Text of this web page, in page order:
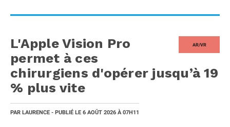
AR/VR
L'Apple Vision Pro
permet à ces
chirurgiens d'opérer jusqu’à 19
% plus vite
PAR LAURENCE - PUBLIÉ LE 6 AOÛT 2026 À 07H11